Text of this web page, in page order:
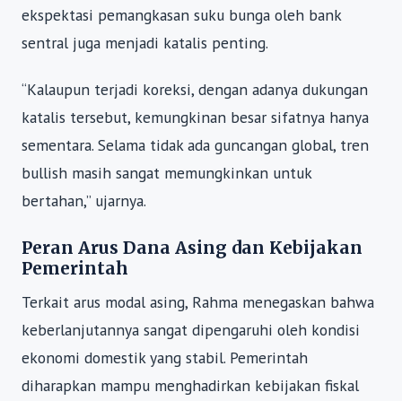
ekspektasi pemangkasan suku bunga oleh bank
sentral juga menjadi katalis penting.
“Kalaupun terjadi koreksi, dengan adanya dukungan
katalis tersebut, kemungkinan besar sifatnya hanya
sementara. Selama tidak ada guncangan global, tren
bullish masih sangat memungkinkan untuk
bertahan,” ujarnya.
Peran Arus Dana Asing dan Kebijakan
Pemerintah
Terkait arus modal asing, Rahma menegaskan bahwa
keberlanjutannya sangat dipengaruhi oleh kondisi
ekonomi domestik yang stabil. Pemerintah
diharapkan mampu menghadirkan kebijakan fiskal